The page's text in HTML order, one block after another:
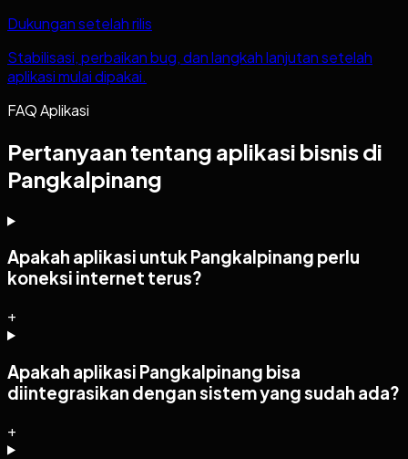
Dukungan setelah rilis
Stabilisasi, perbaikan bug, dan langkah lanjutan setelah
aplikasi mulai dipakai.
FAQ Aplikasi
Pertanyaan tentang aplikasi bisnis di
Pangkalpinang
Apakah aplikasi untuk Pangkalpinang perlu
koneksi internet terus?
+
Apakah aplikasi Pangkalpinang bisa
diintegrasikan dengan sistem yang sudah ada?
+